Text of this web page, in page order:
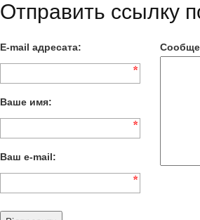
Отправить ссылку
E-mail адресата:
Ваше имя:
Ваш e-mail: